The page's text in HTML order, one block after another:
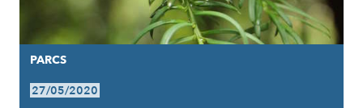
PARCS
27/05/2020